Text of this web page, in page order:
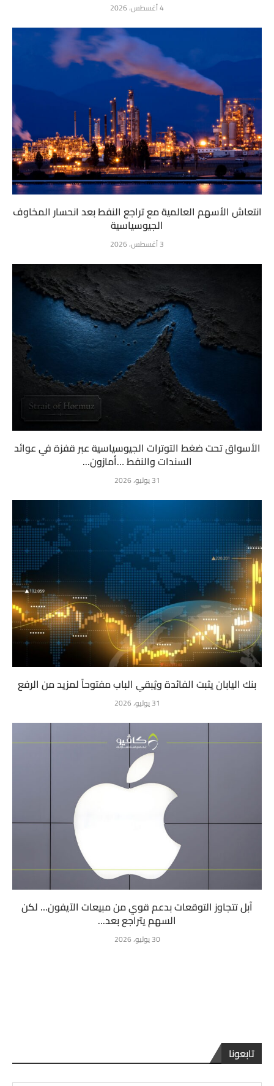
4 أغسطس، 2026
انتعاش الأسهم العالمية مع تراجع النفط بعد انحسار المخاوف
الجيوسياسية
3 أغسطس، 2026
الأسواق تحت ضغط التوترات الجيوسياسية عبر قفزة في عوائد
السندات والنفط …أمازون...
31 يوليو، 2026
بنك اليابان يثبت الفائدة ويُبقي الباب مفتوحاً لمزيد من الرفع
31 يوليو، 2026
آبل تتجاوز التوقعات بدعم قوي من مبيعات الآيفون… لكن
السهم يتراجع بعد...
30 يوليو، 2026
تابعونا